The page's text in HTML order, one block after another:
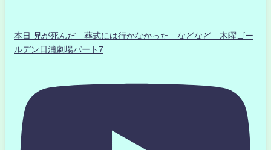
本日 兄が死んだ 葬式には行かなかった などなど 木曜ゴー
ルデン日浦劇場パート7